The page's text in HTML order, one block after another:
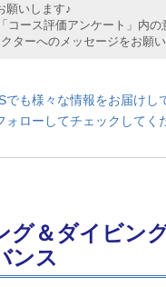
願いします♪
コース評価アンケート」内の
ターへのメッセージをお願
でも様々な情報をお届けし
ォローしてチェックしてく
グ＆ダイビン
ンス